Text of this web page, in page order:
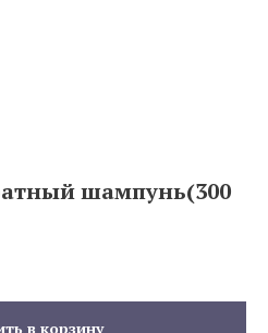
шампунь(300
в корзину